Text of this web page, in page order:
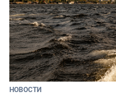
НОВОСТИ